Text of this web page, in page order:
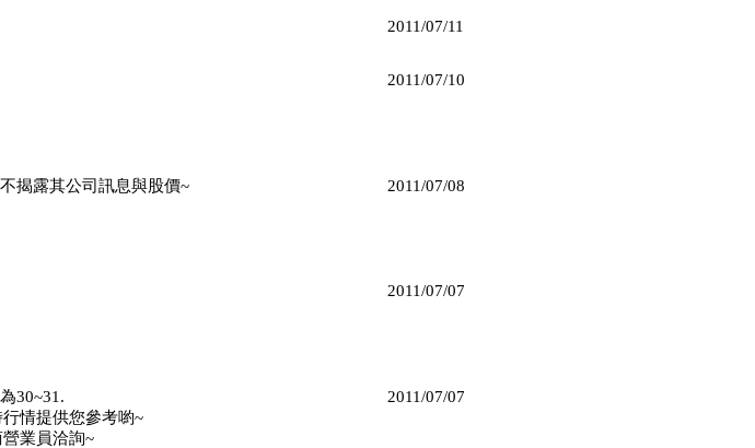
2011/07/11
2011/07/10
揭露其公司訊息與股價~
2011/07/08
2011/07/07
30~31.
情提供您參考喲~
業員洽詢~
2011/07/07